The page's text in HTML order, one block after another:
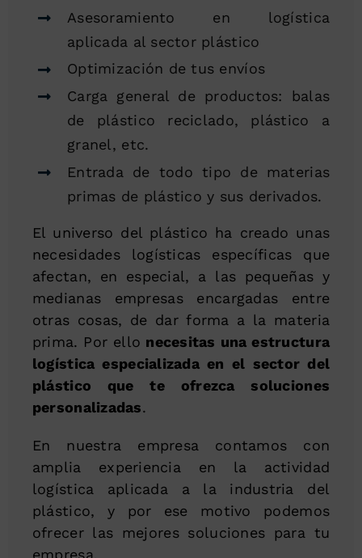
Asesoramiento en logística
aplicada al sector plástico
Optimización de tus envíos
Carga general de productos: balas
de plástico reciclado, plástico a
granel, etc.
Entrada de todo tipo de materias
primas de plástico y sus derivados.
El universo del plástico ha creado unas
necesidades logísticas específicas que
afectan, en especial, a las pequeñas y
medianas empresas encargadas entre
otras cosas, de dar forma a la materia
prima. Por ello necesitas una estructura
logística especializada en el sector del
plástico que te ofrezca soluciones
personalizadas.
En nuestra empresa contamos con
amplia experiencia en la actividad
logística aplicada a la industria del
plástico, y por ese motivo podemos
ofrecer las mejores soluciones para tu